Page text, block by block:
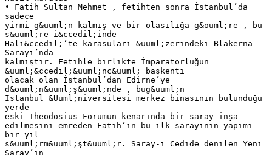
• Fatih Sultan Mehmet , fetihten sonra İstanbul’da
sadece
yirmi g&uuml;n kalmış ve bir olasılığa g&ouml;re , bu
s&uuml;re i&ccedil;inde
Hali&ccedil;’te karasuları &uuml;zerindeki Blakerna
Sarayı’nda
kalmıştır. Fetihle birlikte İmparatorluğun
&uuml;&ccedil;&uuml;nc&uuml; başkenti
olacak olan İstanbul’dan Edirne’ye
d&ouml;n&uuml;ş&uuml;nde , bug&uuml;n
İstanbul &Uuml;niversitesi merkez binasının bulunduğu
yerde
eski Theodosius Forumun kenarında bir saray inşa
edilmesini emreden Fatih’in bu ilk sarayının yapımı
bir yıl
s&uuml;rm&uuml;şt&uuml;r. Saray-ı Cedide denilen Yeni
Saray’ın